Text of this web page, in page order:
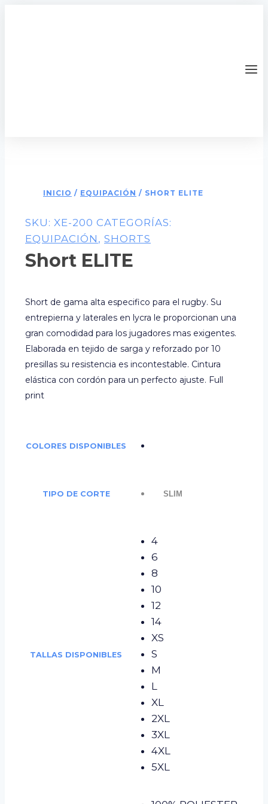
INICIO / EQUIPACIÓN / SHORT ELITE
SKU: XE-200 CATEGORÍAS:
EQUIPACIÓN , SHORTS
Short ELITE
Short de gama alta especifico para el rugby. Su
entrepierna y laterales en lycra le proporcionan una
gran comodidad para los jugadores mas exigentes.
Elaborada en tejido de sarga y reforzado por 10
presillas su resistencia es incontestable. Cintura
elástica con cordón para un perfecto ajuste. Full
print
COLORES DISPONIBLES
TIPO DE CORTE SLIM
TALLAS DISPONIBLES
4
6
8
10
12
14
XS
S
M
L
XL
2XL
3XL
4XL
5XL